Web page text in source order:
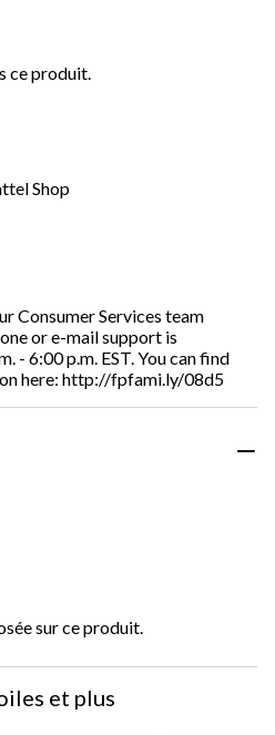
ce produit.
Shop
Consumer Services team
or e-mail support is
- 6:00 p.m. EST. You can find
here: http://fpfami.ly/08d5
sur ce produit.
sur ce produit.
et plus